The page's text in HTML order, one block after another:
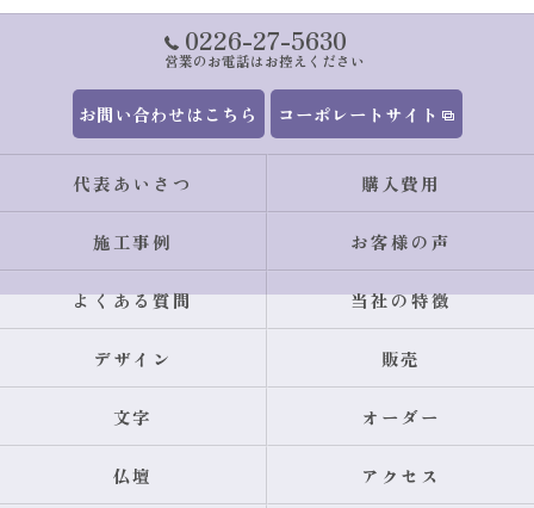
0226-27-5630
営業のお電話はお控えください
お問い合わせはこちら コーポレートサイト
代表あいさつ 購入費用
施工事例 お客様の声
よくある質問 当社の特徴
デザイン 販売
文字 オーダー
仏壇 アクセス